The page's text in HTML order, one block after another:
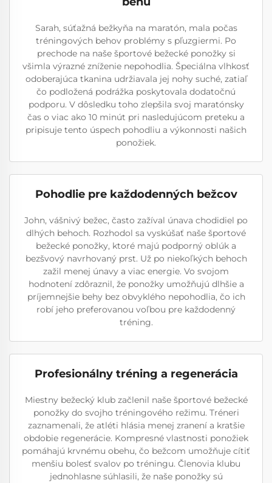
Sarah, súťažná bežkyňa na maratón, mala počas
tréningových behov problémy s pľuzgiermi. Po
prechode na naše športové bežecké ponožky si
všimla výrazné zníženie nepohodlia. Špeciálna vlhkosť
odoberajúca tkanina udržiavala jej nohy suché, zatiaľ
čo podložená podrážka poskytovala dodatočnú
podporu. V dôsledku toho zlepšila svoj maratónsky
čas o viac ako 10 minút pri nasledujúcom preteku a
pripisuje tento úspech pohodliu a výkonnosti našich
ponožiek.
Pohodlie pre každodenných bežcov
John, vášnivý bežec, často zažíval únava chodidiel po
dlhých behoch. Rozhodol sa vyskúšať naše športové
bežecké ponožky, ktoré majú podporný oblúk a
bezšvový navrhovaný prst. Už po niekoľkých behoch
zažil menej únavy a viac energie. Vo svojom
hodnotení zdôraznil, že ponožky umožňujú dlhšie a
príjemnejšie behy bez obvyklého nepohodlia, čo ich
robí jeho preferovanou voľbou pre každodenný
tréning.
Profesionálny tréning a regenerácia
Miestny bežecký klub začlenil naše športové bežecké
ponožky do svojho tréningového režimu. Tréneri
zaznamenali, že atléti hlásia menej zranení a kratšie
obdobie regenerácie. Kompresné vlastnosti ponožiek
pomáhajú krvnému obehu, čo bežcom umožňuje cítiť
menšiu bolesť svalov po tréningu. Členovia klubu
jednohlasne súhlasili, že naše ponožky sú